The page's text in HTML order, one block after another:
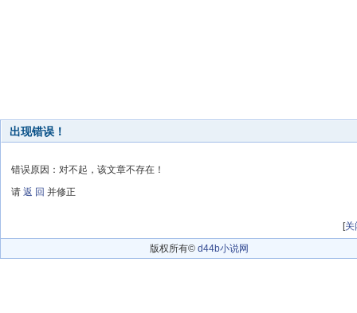
出现错误！
错误原因：对不起，该文章不存在！
请 返 回 并修正
[关
版权所有© d44b小说网